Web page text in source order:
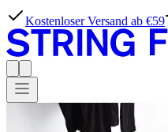
Kostenloser Versand ab €59